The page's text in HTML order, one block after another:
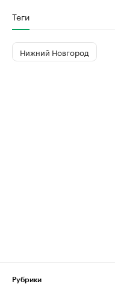
Теги
Нижний Новгород
Рубрики